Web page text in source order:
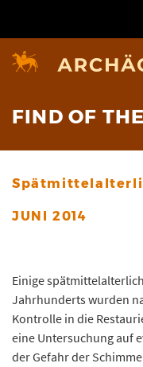
FIND OF
JUNI 2014
Einige
Jahrhunderts wurden
Kontrolle in die
eine Untersuchung auf
der Gefahr der